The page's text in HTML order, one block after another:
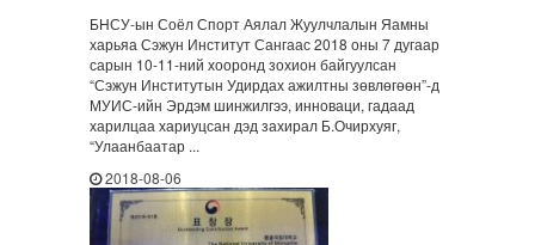
БНСУ-ын Соёл Спорт Аялал Жуулчлалын Яамны
харьяа Сэжун Институт Сангаас 2018 оны 7 дугаар
сарын 10-11-ний хооронд зохион байгуулсан
“Сэжун Институтын Удирдах ажилтны зөвлөгөөн”-д
МУИС-ийн Эрдэм шинжилгээ, инноваци, гадаад
харилцаа хариуцсан дэд захирал Б.Очирхуяг,
“Улаанбаатар ...
2018-08-06